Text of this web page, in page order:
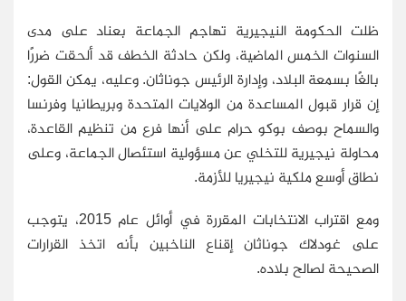
ظلت الحكومة النيجيرية تهاجم الجماعة بعناد على مدى
السنوات الخمس الماضية، ولكن حادثة الخطف قد ألحقت ضررًا
بالغًا بسمعة البلاد، وإدارة الرئيس جوناثان. وعليه، يمكن القول:
إن قرار قبول المساعدة من الولايات المتحدة وبريطانيا وفرنسا
والسماح بوصف بوكو حرام على أنها فرع من تنظيم القاعدة،
محاولة نيجيرية للتخلي عن مسؤولية استئصال الجماعة، وعلى
نطاق أوسع ملكية نيجيريا للأزمة.
ومع اقتراب الانتخابات المقررة في أوائل عام 2015، يتوجب
على غودلاك جوناثان إقناع الناخبين بأنه اتخذ القرارات
الصحيحة لصالح بلاده.